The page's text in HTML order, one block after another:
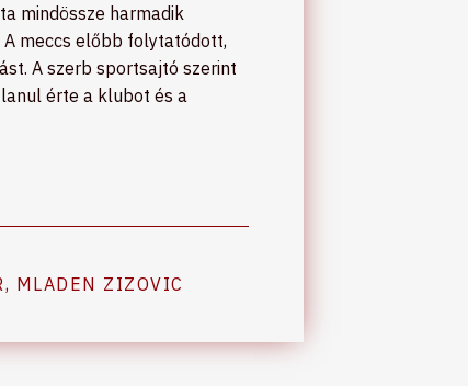
mindössze harmadik
meccs előbb folytatódott,
A szerb sportsajtó szerint
érte a klubot és a
, MLADEN ZIZOVIC